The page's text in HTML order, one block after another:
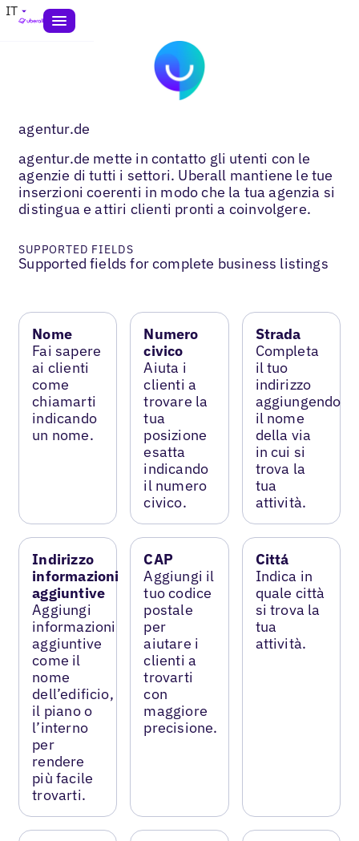
IT
agentur.de
agentur.de mette in contatto gli utenti con le
agenzie di tutti i settori. Uberall mantiene le tue
inserzioni coerenti in modo che la tua agenzia si
distingua e attiri clienti pronti a coinvolgere.
SUPPORTED FIELDS
Supported fields for complete business listings
Nome
Fai sapere
ai clienti
come
chiamarti
indicando
un nome.
Numero
civico
Aiuta i
clienti a
trovare la
tua
posizione
esatta
indicando
il numero
civico.
Strada
Completa
il tuo
indirizzo
aggiungendo
il nome
della via
in cui si
trova la
tua
attività.
Indirizzo
informazioni
aggiuntive
Aggiungi
informazioni
aggiuntive
come il
nome
dell’edificio,
il piano o
l’interno
per
rendere
più facile
trovarti.
CAP
Aggiungi il
tuo codice
postale
per
aiutare i
clienti a
trovarti
con
maggiore
precisione.
Cittá
Indica in
quale città
si trova la
tua
attività.